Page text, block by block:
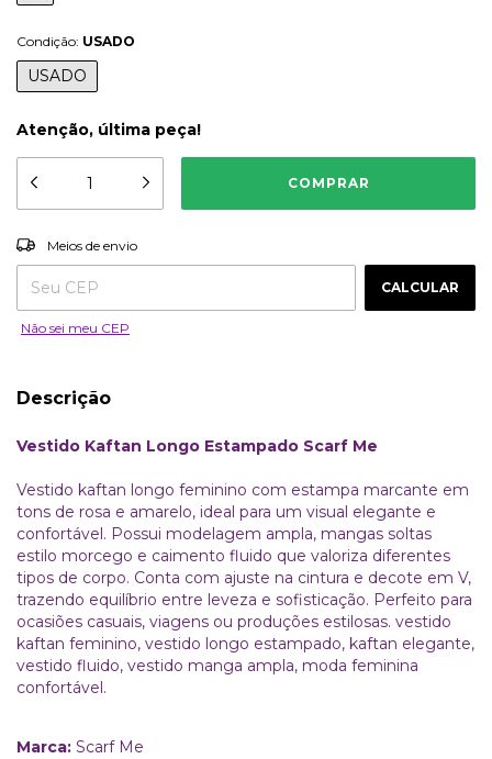
Condição: USADO
USADO
Atenção, última peça!
Entregas para o CEP:
Meios de envio
CALCULAR
Não sei meu CEP
Descrição
Vestido Kaftan Longo Estampado Scarf Me
Vestido kaftan longo feminino com estampa marcante em
tons de rosa e amarelo, ideal para um visual elegante e
confortável. Possui modelagem ampla, mangas soltas
estilo morcego e caimento fluido que valoriza diferentes
tipos de corpo. Conta com ajuste na cintura e decote em V,
trazendo equilíbrio entre leveza e sofisticação. Perfeito para
ocasiões casuais, viagens ou produções estilosas. vestido
kaftan feminino, vestido longo estampado, kaftan elegante,
vestido fluido, vestido manga ampla, moda feminina
confortável.
Marca: Scarf Me